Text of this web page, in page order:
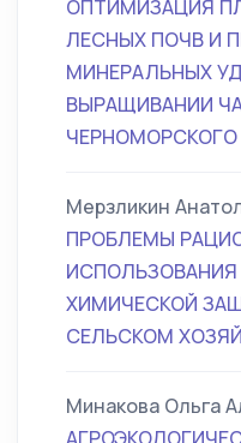
ОПТИМИЗАЦИЯ
ЛЕСНЫХ ПОЧВ И
МИНЕРАЛЬНЫХ
ВЫРАЩИВАНИИ
Мерзликин
ПРОБЛЕМЫ
ХИМИЧЕСКОЙ
СЕЛЬСКОМ
Минакова Ольга